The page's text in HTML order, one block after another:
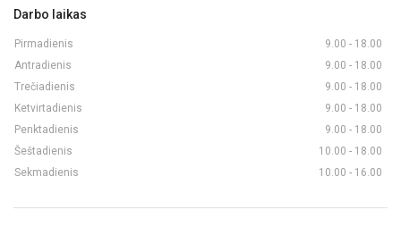
Darbo laikas
Pirmadienis
9.00 - 18.00
Antradienis
9.00 - 18.00
Trečiadienis
9.00 - 18.00
Ketvirtadienis
9.00 - 18.00
Penktadienis
9.00 - 18.00
Šeštadienis
10.00 - 18.00
Sekmadienis
10.00 - 16.00